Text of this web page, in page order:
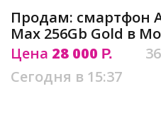
Продам: смартфон
Max 256Gb Gold в
Цена 28 000 Р.
Сегодня в 15:37